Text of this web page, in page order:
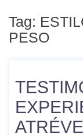
Tag:
PESO